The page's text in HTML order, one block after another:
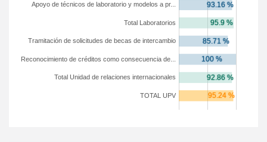
TOTAL UPV
Total Unidad de relaciones internacionales
Reconocimiento de créditos como consecuencia de...
Tramitación de solicitudes de becas de intercambio
Total Laboratorios
Apoyo de técnicos de laboratorio y modelos a pr...